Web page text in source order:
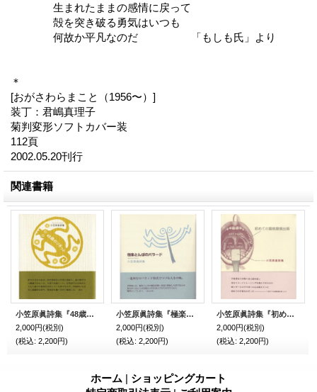
生まれたままの感情に戻って
殻を突き破る勇気はいつも
何故か平凡なのだ 「もしも氏」より
＊
[おがさわらまこと（1956〜）]
装丁：君嶋真理子
菊判変形ソフトカバー装
112頁
2002.05.20刊行
関連書籍
小笠原眞詩集『48歳のソネット』（よんじゅうはっさいのそねっと）
2,000円(税別)
(税込: 2,200円)
小笠原眞詩集『極楽とんぼのバラード』（ごくらくとんぼのばらーど）
2,000円(税別)
(税込: 2,200円)
小笠原眞詩集『初めての扁桃腺摘出術』（はじめてのへんとうせんてきしゅつじゅつ）
2,000円(税別)
(税込: 2,200円)
ホーム | ショッピングカート